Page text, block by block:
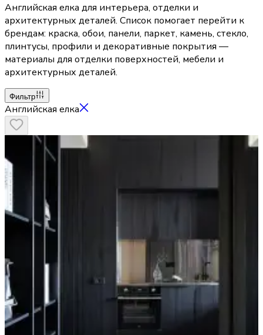
Английская елка для интерьера, отделки и
архитектурных деталей. Список помогает перейти к
брендам: краска, обои, панели, паркет, камень, стекло,
плинтусы, профили и декоративные покрытия —
материалы для отделки поверхностей, мебели и
архитектурных деталей.
Фильтр
Английская елка